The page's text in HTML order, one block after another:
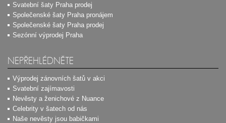
Svatební šaty Praha prodej
Společenské šaty Praha pronájem
Společenské šaty Praha prodej
Sezónní výprodej Praha
NEPŘEHLÉDNĚTE
Výprodej zánovních šatů v akci
Svatební zajímavosti
Nevěsty a ženichové z Nuance
Celebrity v šatech od nás
Naše nevěsty jsou babičkami